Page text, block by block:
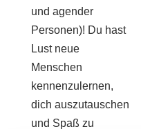
und agender
Personen)! Du hast
Lust neue
Menschen
kennenzulernen,
dich auszutauschen
und Spaß zu